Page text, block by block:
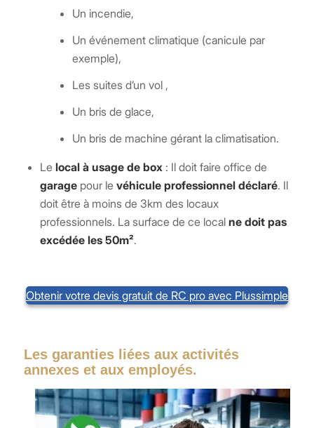
Un incendie,
Un événement climatique (canicule par
exemple),
Les suites d’un vol ,
Un bris de glace,
Un bris de machine gérant la climatisation.
Le local à usage de box: Il doit faire office de
garagepour le véhicule professionnel déclaré. Il
doit être à moins de 3km des locaux
professionnels. La surface de ce localne doit pas
excédée les 50m².
Obtenir votre devis gratuit de RC pro avec Plussimple
Les garanties liées aux activités
annexes et aux employés.